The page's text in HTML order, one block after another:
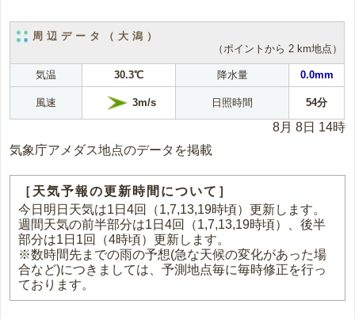
周辺データ（大潟）
（ポイントから 2 km地点）
気温 30.3℃ 降水量 0.0mm
風速 3m/s 日照時間 54分
8月 8日 14時
気象庁アメダス地点のデータを掲載
［天気予報の更新時間について］
今日明日天気は1日4回（1,7,13,19時頃）更新します。
週間天気の前半部分は1日4回（1,7,13,19時頃）、後半
部分は1日1回（4時頃）更新します。
※数時間先までの雨の予想(急な天候の変化があった場
合など)につきましては、予測地点毎に毎時修正を行っ
ております。